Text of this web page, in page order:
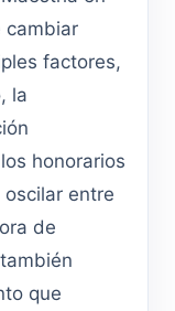
cambiar
factores,
la
honorarios
entre
de
que